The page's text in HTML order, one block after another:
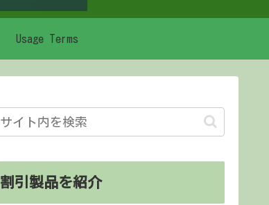
Usage Terms
割引製品を紹介